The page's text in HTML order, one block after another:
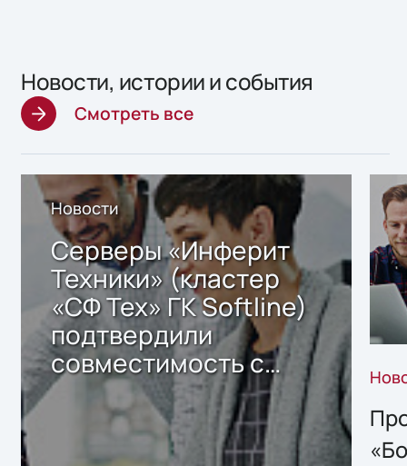
Новости, истории и события
Смотреть все
Новости
Серверы «Инферит
Техники» (кластер
«СФ Тех» ГК Softline)
подтвердили
совместимость с
решением Sharx
Storage 2.x для
хранения данных